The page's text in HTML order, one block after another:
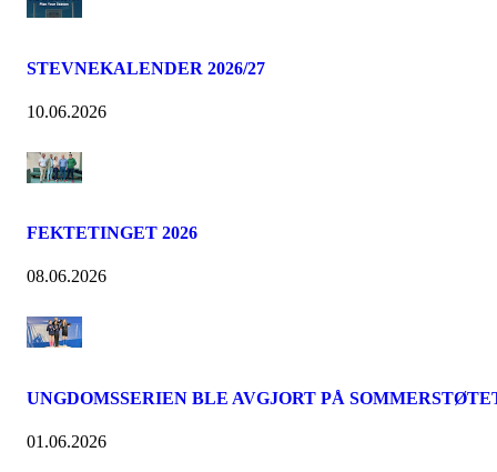
STEVNEKALENDER 2026/27
10.06.2026
FEKTETINGET 2026
08.06.2026
UNGDOMSSERIEN BLE AVGJORT PÅ
01.06.2026